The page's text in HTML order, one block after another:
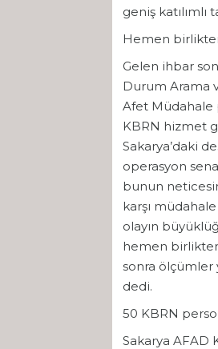
geniş
Hemen
Gelen ihbar
Durum Arama
Afet Müdahale
KBRN hizmet
Sakarya’daki
operasyon
bunun
karşı
olayın
hemen
sonra ölçümler
dedi.
50 KBRN
Sakarya AFAD